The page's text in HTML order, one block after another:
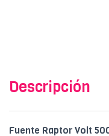
Descripción
Fuente Raptor Volt